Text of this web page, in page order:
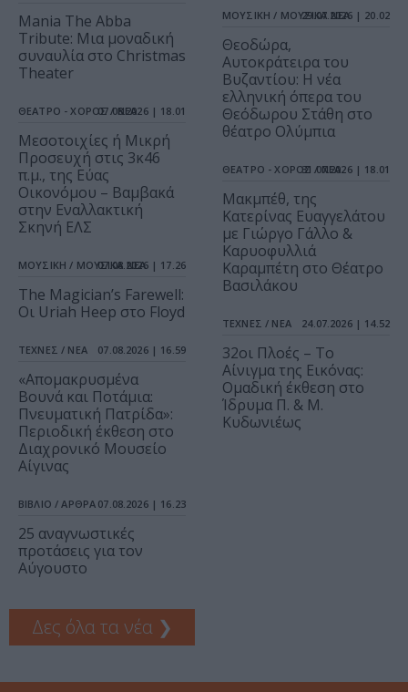
Mania The Abba
Tribute: Μια μοναδική
συναυλία στο Christmas
Theater
ΘΕΑΤΡΟ - ΧΟΡΟΣ / ΝΕΑ07.08.2026 | 18.01
Μεσοτοιχίες ή Μικρή
Προσευχή στις 3κ46
π.μ., της Εύας
Οικονόμου – Βαμβακά
στην Εναλλακτική
Σκηνή ΕΛΣ
ΜΟΥΣΙΚΗ / ΜΟΥΣΙΚΑ ΝΕΑ
07.08.2026 | 17.26
The Magician’s Farewell:
Οι Uriah Heep στο Floyd
ΤΕΧΝΕΣ / ΝΕΑ 07.08.2026 | 16.59
«Απομακρυσμένα
Βουνά και Ποτάμια:
Πνευματική Πατρίδα»:
Περιοδική έκθεση στο
Διαχρονικό Μουσείο
Αίγινας
ΒΙΒΛΙΟ / ΑΡΘΡΑ 07.08.2026 | 16.23
25 αναγνωστικές
προτάσεις για τον
Αύγουστο
Δες όλα τα νέα ❯
ΜΟΥΣΙΚΗ / ΜΟΥΣΙΚΑ ΝΕΑ
29.07.2026 | 20.02
Θεοδώρα,
Αυτοκράτειρα του
Βυζαντίου: Η νέα
ελληνική όπερα του
Θεόδωρου Στάθη στο
θέατρο Ολύμπια
ΘΕΑΤΡΟ - ΧΟΡΟΣ / ΝΕΑ31.07.2026 | 18.01
Μακμπέθ, της
Κατερίνας Ευαγγελάτου
με Γιώργο Γάλλο &
Καρυοφυλλιά
Καραμπέτη στο Θέατρο
Βασιλάκου
ΤΕΧΝΕΣ / ΝΕΑ 24.07.2026 | 14.52
32οι Πλοές – Το
Αίνιγμα της Εικόνας:
Ομαδική έκθεση στο
Ίδρυμα Π. & Μ.
Κυδωνιέως